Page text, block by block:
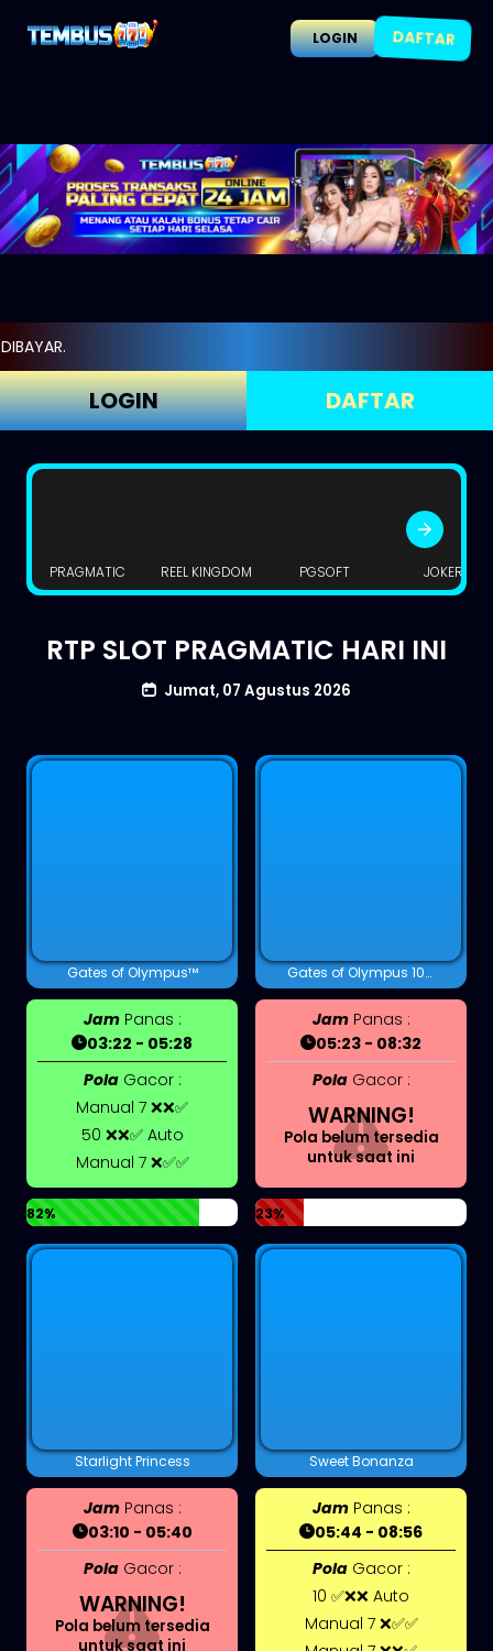
LOGIN DAFTAR
LOGIN DAFTAR
PRAGMATIC REEL KINGDOM PGSOFT JOKER
RTP SLOT PRAGMATIC HARI INI
Jumat, 07 Agustus 2026
Gates of Olympus™
JamPanas :
03:22 - 05:28
PolaGacor :
Manual 7 ❌❌✅
50 ❌❌✅ Auto
Manual 7 ❌✅✅
82%
Gates of Olympus 1000
JamPanas :
05:23 - 08:32
PolaGacor :
WARNING!
Pola belum tersedia
untuk saat ini
23%
Starlight Princess
JamPanas :
03:10 - 05:40
PolaGacor :
WARNING!
Pola belum tersedia
untuk saat ini
Sweet Bonanza
JamPanas :
05:44 - 08:56
PolaGacor :
10 ✅❌❌ Auto
Manual 7 ❌✅✅